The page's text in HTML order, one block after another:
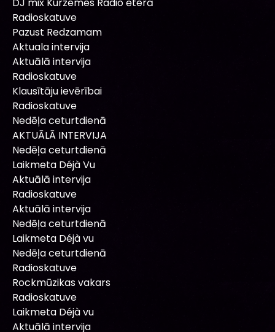
Radioskatuve
Pazust Redzamam
Aktuala intervija
Aktuālā intervija
Radioskatuve
Klausītāju ievērībai
Radioskatuve
Nedēļa ceturtdienā
AKTUĀLĀ INTERVIJA
Nedēļa ceturtdienā
Laikmeta Déjà Vu
Aktuālā intervija
Radioskatuve
Aktuālā intervija
Nedēļa ceturtdienā
Laikmeta Déjà vu
Nedēļa ceturtdienā
Radioskatuve
Rockmūzikas vakars
Radioskatuve
Laikmeta Déjà vu
Aktuālā intervija